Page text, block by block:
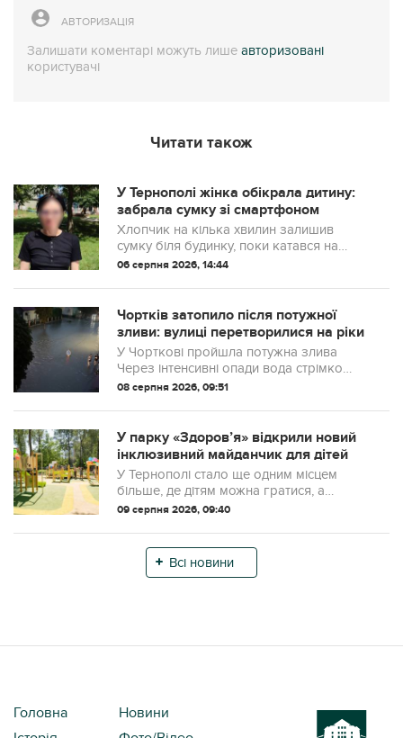
АВТОРИЗАЦІЯ
Залишати коментарі можуть лише авторизовані
користувачі
Читати також
У Тернополі жінка обікрала дитину:
забрала сумку зі смартфоном
Хлопчик на кілька хвилин залишив
сумку біля будинку, поки катався на
велосипеді. Коли повернувся, речей уже
06 серпня 2026, 14:44
Чортків затопило після потужної
зливи: вулиці перетворилися на ріки
У Чорткові пройшла потужна злива
Через інтенсивні опади вода стрімко
заповнила вулиці міста, місцями
08 серпня 2026, 09:51
У парку «Здоров’я» відкрили новий
інклюзивний майданчик для дітей
У Тернополі стало ще одним місцем
більше, де дітям можна гратися, а
батькам - спокійно проводити час разом
09 серпня 2026, 09:40
Всі новини
Головна
Новини